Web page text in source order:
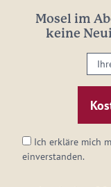
Mosel im
keine
Ihre
E-
Mail-
Ich erkläre mich
einverstanden.